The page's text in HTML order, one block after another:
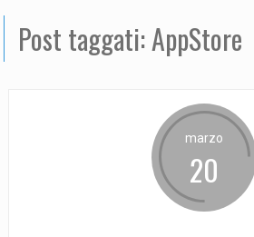
Post taggati: AppStore
marzo
20